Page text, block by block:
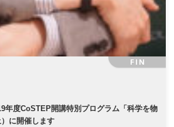
FIN
年度CoSTEP開講特別プログラム「科学を物
に開催します